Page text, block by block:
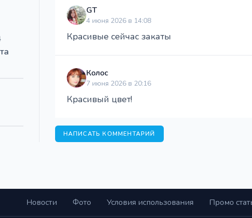
GT
4 июня 2026 в 14:08
Красивые сейчас закаты
Колос
7 июня 2026 в 20:16
Красивый цвет!
НАПИСАТЬ КОММЕНТАРИЙ
Новости Фото Условия использования Промо